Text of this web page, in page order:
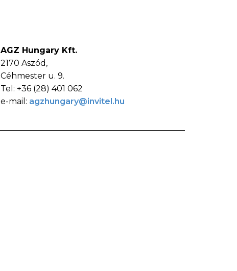
AGZ Hungary Kft.
2170 Aszód,
Céhmester u. 9.
Tel: +36 (28) 401 062
e-mail: agzhungary@invitel.hu